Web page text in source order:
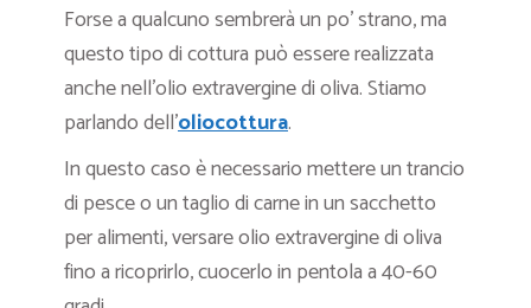
Forse a qualcuno sembrerà un po’ strano, ma
questo tipo di cottura può essere realizzata
anche nell’olio extravergine di oliva. Stiamo
parlando dell’oliocottura.
In questo caso è necessario mettere un trancio
di pesce o un taglio di carne in un sacchetto
per alimenti, versare olio extravergine di oliva
fino a ricoprirlo, cuocerlo in pentola a 40-60